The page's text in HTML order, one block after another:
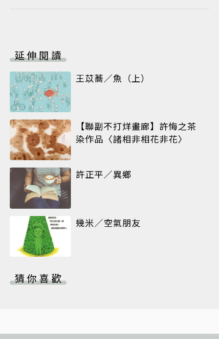
延伸閱讀
王苡蕎／魚（上）
【聯副不打烊畫廊】許悔之茶
染作品〈諸相非相花非花〉
許正平／異鄉
幾米／空氣朋友
猜你喜歡